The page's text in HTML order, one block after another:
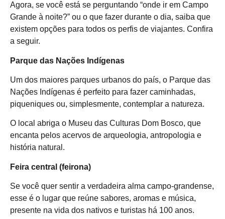
Agora, se você está se perguntando “onde ir em Campo
Grande à noite?” ou o que fazer durante o dia, saiba que
existem opções para todos os perfis de viajantes. Confira
a seguir.
Parque das Nações Indígenas
Um dos maiores parques urbanos do país, o Parque das
Nações Indígenas é perfeito para fazer caminhadas,
piqueniques ou, simplesmente, contemplar a natureza.
O local abriga o Museu das Culturas Dom Bosco, que
encanta pelos acervos de arqueologia, antropologia e
história natural.
Feira central (feirona)
Se você quer sentir a verdadeira alma campo-grandense,
esse é o lugar que reúne sabores, aromas e música,
presente na vida dos nativos e turistas há 100 anos.